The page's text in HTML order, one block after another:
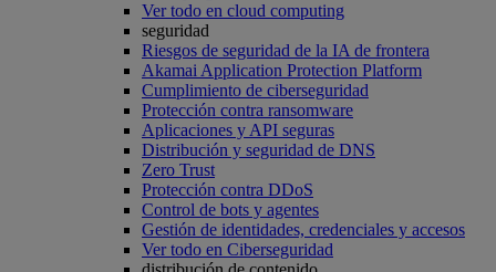
Ver todo en cloud computing
seguridad
Riesgos de seguridad de la IA de frontera
Akamai Application Protection Platform
Cumplimiento de ciberseguridad
Protección contra ransomware
Aplicaciones y API seguras
Distribución y seguridad de DNS
Zero Trust
Protección contra DDoS
Control de bots y agentes
Gestión de identidades, credenciales y accesos
Ver todo en Ciberseguridad